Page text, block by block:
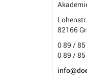
82166
0 89 / 85
0 89 / 85